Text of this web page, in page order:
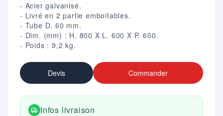
- Acier galvanisé.
- Livré en 2 partie emboitables.
- Tube D. 60 mm.
- Dim. (mm) : H. 800 X L. 600 X P. 600.
- Poids : 9,2 kg.
Devis Commander
Infos livraison